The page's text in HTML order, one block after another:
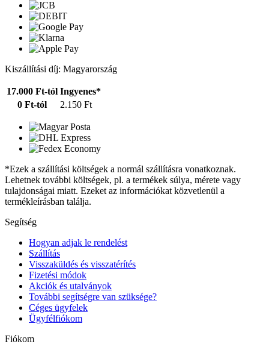
Kiszállítási díj: Magyarország
17.000 Ft-tól Ingyenes*
0 Ft-tól
2.150 Ft
*Ezek a szállítási költségek a normál szállításra vonatkoznak.
Lehetnek további költségek, pl. a termékek súlya, mérete vagy
tulajdonságai miatt. Ezeket az információkat közvetlenül a
termékleírásban találja.
Segítség
Hogyan adjak le rendelést
Szállítás
Visszaküldés és visszatérítés
Fizetési módok
Akciók és utalványok
További segítségre van szüksége?
Céges ügyfelek
Ügyfélfiókom
Fiókom